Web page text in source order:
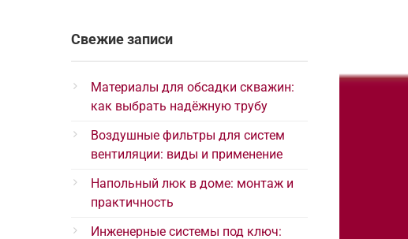
Свежие записи
Материалы для обсадки скважин:
как выбрать надёжную трубу
Воздушные фильтры для систем
вентиляции: виды и применение
Напольный люк в доме: монтаж и
практичность
Инженерные системы под ключ: